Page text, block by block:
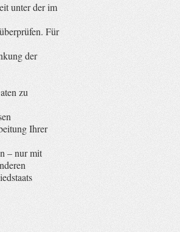
unter der im
Für
der
zu
Ihrer
– nur mit